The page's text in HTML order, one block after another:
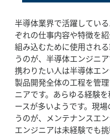
半導体業界で活躍してい
ぞれの仕事内容や特徴を
組み込むために使用され
うのが、半導体エンジニ
携わりたい人は半導体エ
製品開発全体の工程を管
ニアです。あらゆる経験
ースが多いようです。現
うのが、メンテナンスエ
エンジニアは未経験でも挑